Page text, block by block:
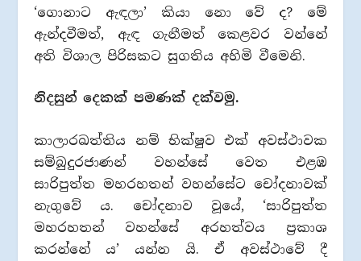
‘ගොනාට ඇඳලා’ කියා නො වේ ද? මේ
ඇන්දවීමත්, ඇඳ ගැනීමත් කෙළවර වන්නේ
අති විශාල පිරිසකට සුගතිය අහිමි වීමෙනි.
නිදසුන් දෙකක් පමණක් දක්වමු.
කාලාරඛත්තිය නම් භික්ෂුව එක් අවස්ථාවක
සම්බුදුරජාණන් වහන්සේ වෙත එළඹ
සාරිපුත්ත මහරහතන් වහන්සේට චෝදනාවක්
නැගුවේ ය. චෝදනාව වූයේ, ‘සාරිපුත්ත
මහරහතන් වහන්සේ අරහත්වය ප්‍රකාශ
කරන්නේ ය’ යන්න යි. ඒ අවස්ථාවේ දී